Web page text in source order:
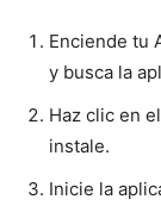
Enciende tu
y busca la
Haz clic en
instale.
Inicie la